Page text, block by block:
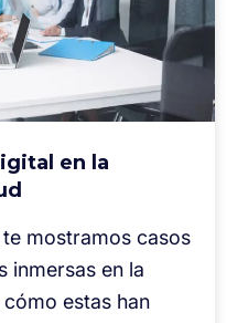
en la
mostramos casos
inmersas en la
estas han